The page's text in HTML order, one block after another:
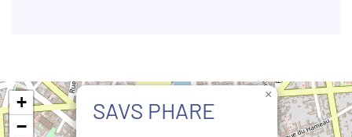
SAVS PHARE
×
+
−